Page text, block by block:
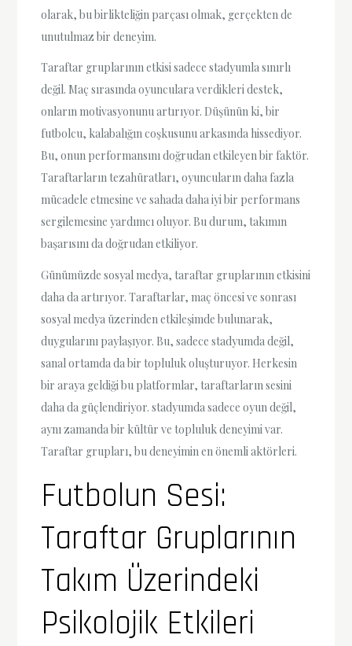
olarak, bu birlikteliğin parçası olmak, gerçekten de
unutulmaz bir deneyim.
Taraftar gruplarının etkisi sadece stadyumla sınırlı
değil. Maç sırasında oyunculara verdikleri destek,
onların motivasyonunu artırıyor. Düşünün ki, bir
futbolcu, kalabalığın coşkusunu arkasında hissediyor.
Bu, onun performansını doğrudan etkileyen bir faktör.
Taraftarların tezahüratları, oyuncuların daha fazla
mücadele etmesine ve sahada daha iyi bir performans
sergilemesine yardımcı oluyor. Bu durum, takımın
başarısını da doğrudan etkiliyor.
Günümüzde sosyal medya, taraftar gruplarının etkisini
daha da artırıyor. Taraftarlar, maç öncesi ve sonrası
sosyal medya üzerinden etkileşimde bulunarak,
duygularını paylaşıyor. Bu, sadece stadyumda değil,
sanal ortamda da bir topluluk oluşturuyor. Herkesin
bir araya geldiği bu platformlar, taraftarların sesini
daha da güçlendiriyor. stadyumda sadece oyun değil,
aynı zamanda bir kültür ve topluluk deneyimi var.
Taraftar grupları, bu deneyimin en önemli aktörleri.
Futbolun Sesi:
Taraftar Gruplarının
Takım Üzerindeki
Psikolojik Etkileri